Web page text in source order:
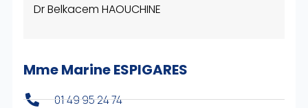
Dr Belkacem HAOUCHINE
Mme Marine ESPIGARES
01 49 95 24 74